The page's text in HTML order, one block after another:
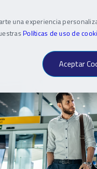
una experiencia
Políticas de uso de
Aceptar
Viajes